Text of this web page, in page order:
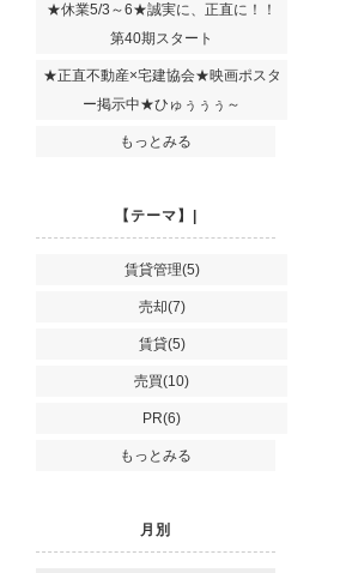
★休業5/3～6★誠実に、正直に！！
第40期スタート
★正直不動産×宅建協会★映画ポスタ
ー掲示中★ひゅぅぅぅ～
もっとみる
【テーマ】|
賃貸管理(5)
売却(7)
賃貸(5)
売買(10)
PR(6)
もっとみる
月別